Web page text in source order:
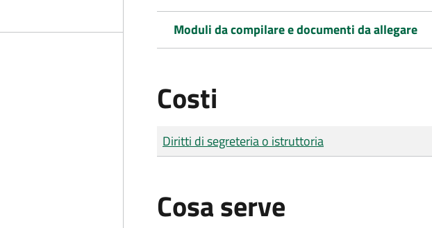
Moduli da compilare e documenti da allegare
Costi
Tipo di pagamento
Importo
Diritti di segreteria o istruttoria
Cosa serve